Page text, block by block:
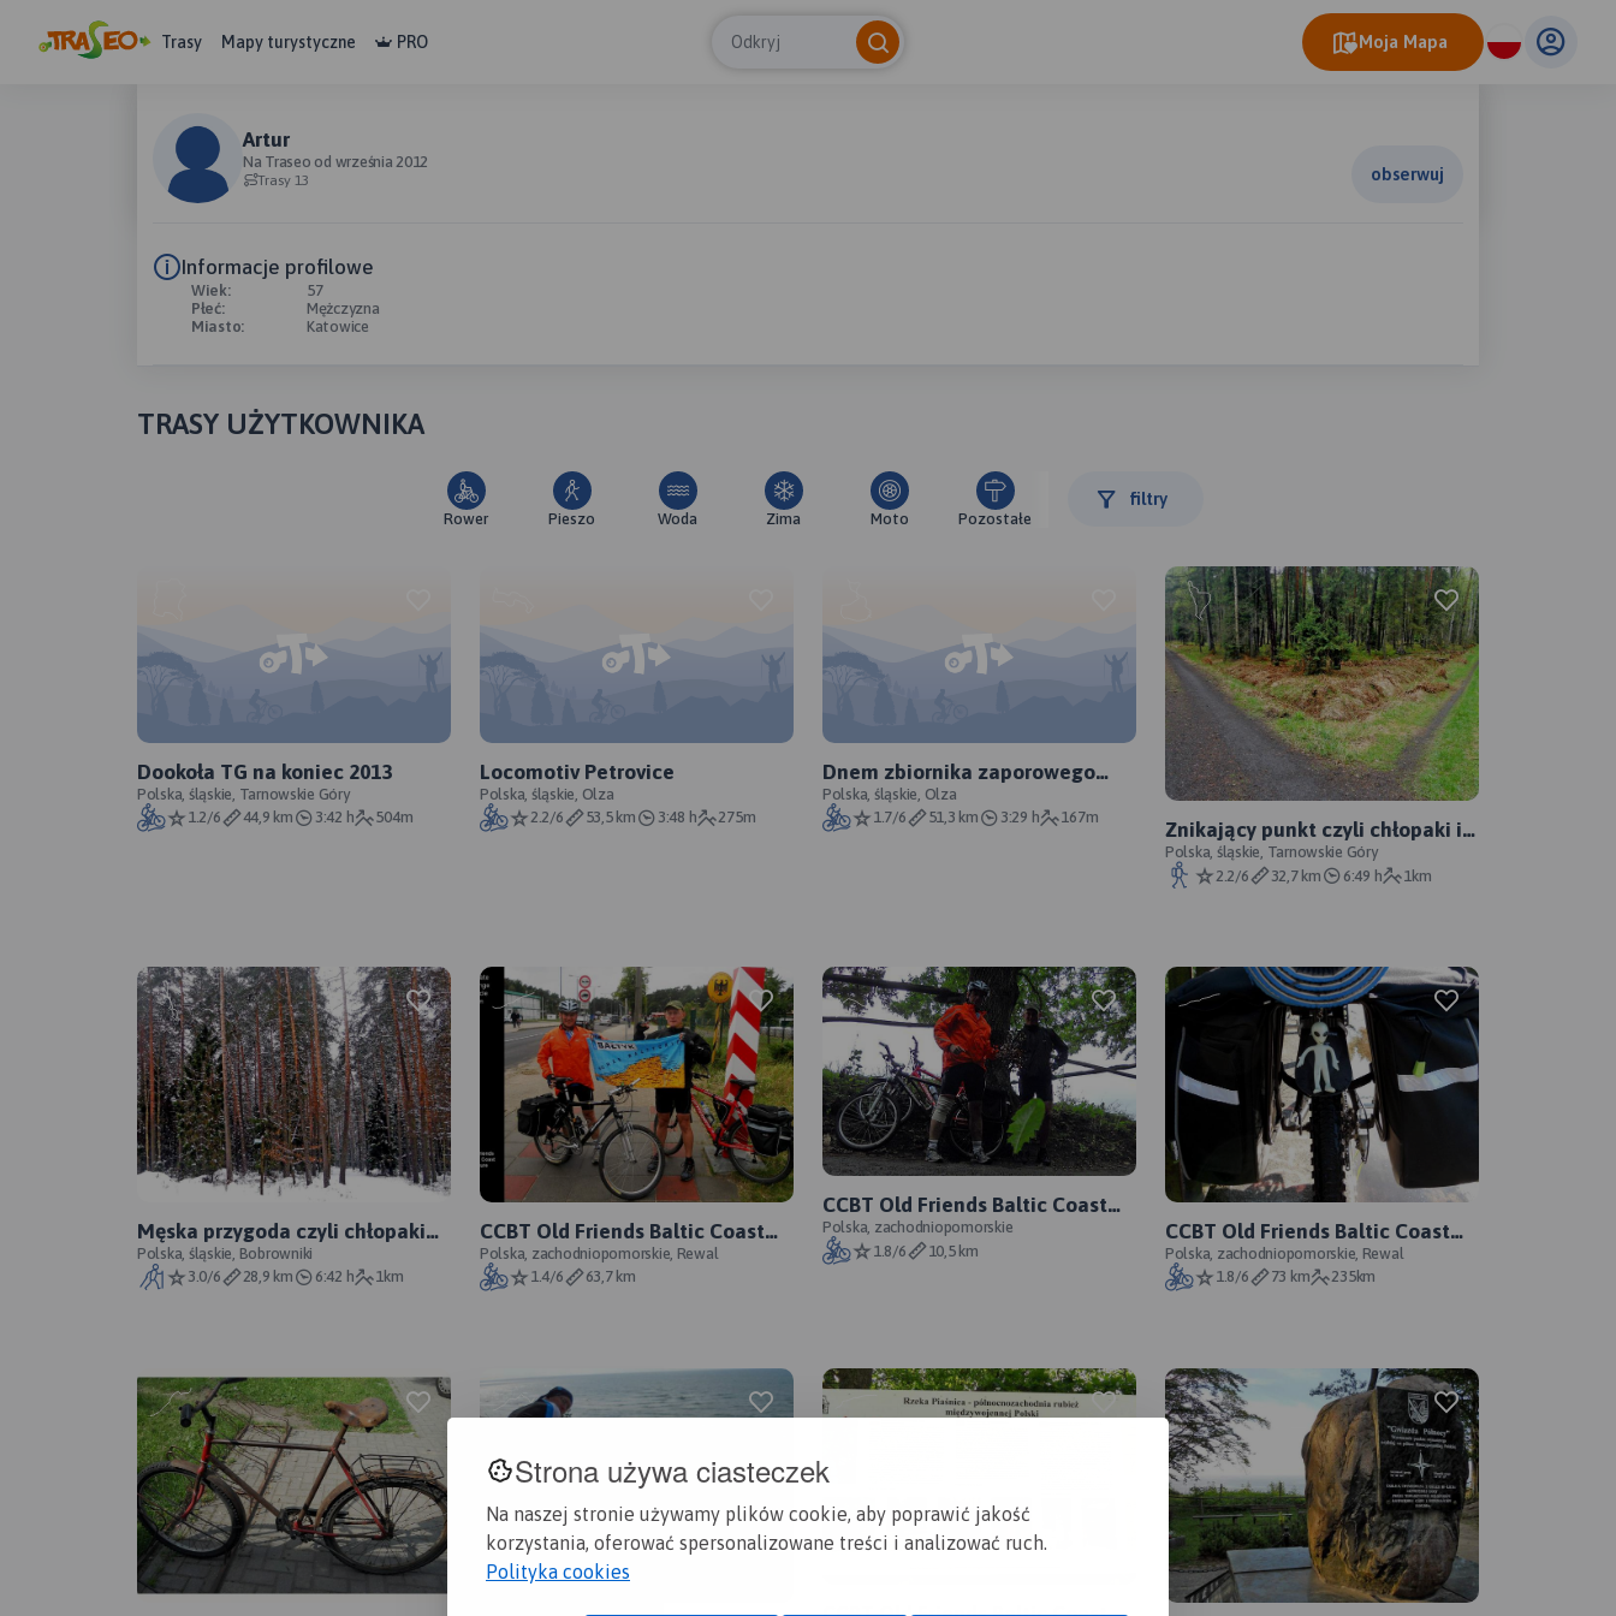
Strona używa ciasteczek
Na naszej stronie używamy plików cookie, aby poprawić jakość
korzystania, oferować spersonalizowane treści i analizować ruch.
Polityka cookies
Trasy Mapy turystyczne PRO Odkryj Moja Mapa
Artur
Na Traseo od września 2012
Trasy 13 obserwuj
Informacje profilowe
Wiek:
57
Płeć:
Mężczyzna
Miasto:
Katowice
TRASY UŻYTKOWNIKA
Rower Pieszo Woda Zima Moto Pozostałe
filtry
Dookoła TG na koniec 2013
Polska, śląskie, Tarnowskie Góry
1.2/6
44,9 km 3:42 h 504m
Locomotiv Petrovice
Polska, śląskie, Olza
2.2/6
53,5 km 3:48 h 275m
Dnem zbiornika zaporowego
Racibórz Dolny
Polska, śląskie, Olza
1.7/6
51,3 km 3:29 h 167m
Znikający punkt czyli chłopaki i
... na Mikołesce WIOSNA
Polska, śląskie, Tarnowskie Góry
2.2/6
32,7 km 6:49 h 1km
Męska przygoda czyli chłopaki
na Mikołesce ZIMA
Polska, śląskie, Bobrowniki
3.0/6
28,9 km 6:42 h 1km
CCBT Old Friends Baltic Coast
Adventure 2012 - Day VI
Polska, zachodniopomorskie, Rewal
1.4/6
63,7 km
CCBT Old Friends Baltic Coast
Adventure 2012 - Epilog
Polska, zachodniopomorskie
1.8/6
10,5 km
CCBT Old Friends Baltic Coast
Adventure 2012 - Day V
Polska, zachodniopomorskie, Rewal
1.8/6
73 km 235km